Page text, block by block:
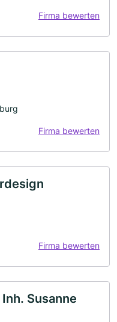
Firma bewerten
Firma bewerten
Firma bewerten
Susanne